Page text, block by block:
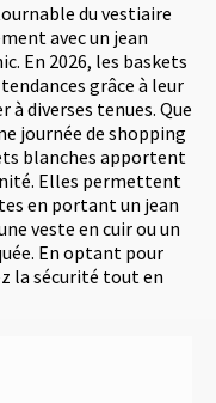
du vestiaire
avec un jean
En 2026, les baskets
grâce à leur
diverses tenues. Que
journée de shopping
blanches apportent
Elles permettent
en portant un jean
veste en cuir ou un
En optant pour
la sécurité tout en